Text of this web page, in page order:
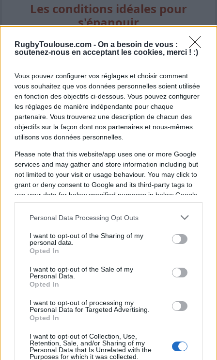
RugbyToulouse.com - On a besoin de vous :
soutenez-nous en acceptant les cookies, merci ! :)
Vous pouvez configurer vos réglages et choisir comment
vous souhaitez que vos données personnelles soient utilisée
en fonction des objectifs ci-dessous. Vous pouvez configurer
les réglages de manière indépendante pour chaque
partenaire. Vous trouverez une description de chacun des
objectifs sur la façon dont nos partenaires et nous-mêmes
utilisons vos données personnelles.
Please note that this website/app uses one or more Google
services and may gather and store information including but
not limited to your visit or usage behaviour. You may click to
grant or deny consent to Google and its third-party tags to
use your data for below specified purposes in below Google
consent section.
Personal Data Processing Opt Outs
I want to opt-out of the Sharing of my
personal data.
Opted In
I want to opt-out of the Sale of my
Personal Data.
Opted In
I want to opt-out of processing my
Personal Data for Targeted Advertising.
Opted In
I want to opt-out of Collection, Use,
Retention, Sale, and/or Sharing of my
Personal Data that Is Unrelated with the
Purposes for which it was collected.
Les conditions idéales pour
s'épanouir
Désormais installé àToulouse, Teddy
pour la suite.
L'ailier de 32 ans est convaincu d'avoir
trouvé l'environnement idéal pour donner le
meilleur de lui-même pour sa fin de carrière
années de ma carrière rugbystique. Que ce
soit sur le terrain ou en dehors. Toutes les
conditions sont réunies pour que je sois
bien."
À lire également :
que des chiffres", Teddy Thomas
relativise la place de leader en Top 14
Thomas se méfie autant du
déplacement au Stade Français
AjouterRugbyToulouse.com
à vos sources préférées